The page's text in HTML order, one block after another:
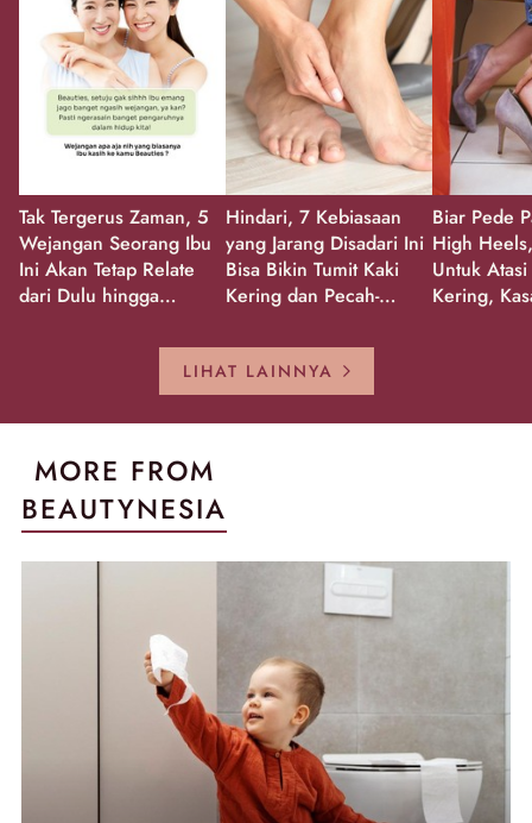
Tak Tergerus Zaman, 5
Wejangan Seorang Ibu
Ini Akan Tetap Relate
dari Dulu hingga
Hindari, 7 Kebiasaan
yang Jarang Disadari Ini
Bisa Bikin Tumit Kaki
Kering dan Pecah-
Biar Pede
High
Untuk
Kering,
LIHAT LAINNYA
MORE FROM
BEAUTYNESIA